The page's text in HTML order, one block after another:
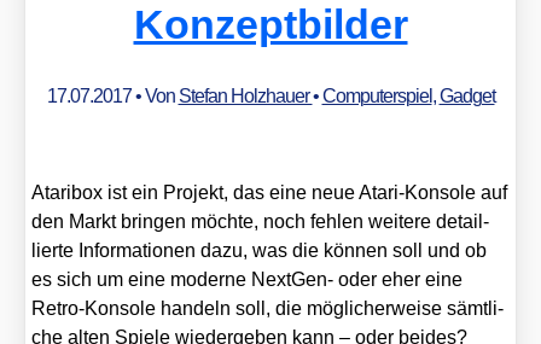
Konzeptbilder
17.07.2017• Von Stefan Holzhauer•Computerspiel,Gadget
Ata­ri­box ist ein Pro­jekt, das eine neue Ata­ri-Kon­so­le auf
den Markt brin­gen möch­te, noch feh­len wei­te­re detail­
lier­te Infor­ma­tio­nen dazu, was die kön­nen soll und ob
es sich um eine moder­ne Next­Gen- oder eher eine
Retro-Kon­so­le han­deln soll, die mög­li­cher­wei­se sämt­li­
che alten Spie­le wie­der­ge­ben kann – oder bei­des?